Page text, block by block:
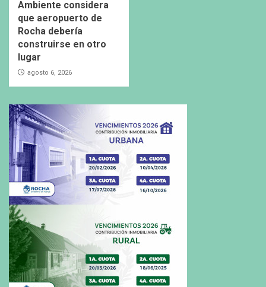
Ambiente considera
que aeropuerto de
Rocha debería
construirse en otro
lugar
agosto 6, 2026